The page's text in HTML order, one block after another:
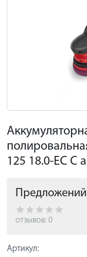
125 18.0-EC C
Предложений
отзывов: 0
Артикул: